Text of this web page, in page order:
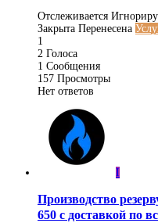
Отслеживается
Закрыта Перенесена
1
2 Голоса
1 Сообщения
157 Просмотры
Нет ответов
I
Производство
650 с доставкой по